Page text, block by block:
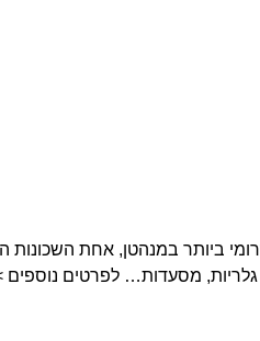
ביותר במנהטן, אחת השכונות
גלריות, מסעדות… לפרטים נוספים